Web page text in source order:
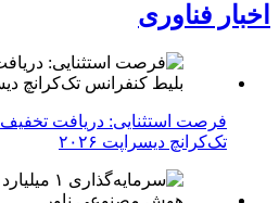
اخبار فناوری
تک‌کرانچ دیسراپت ۲۰۲۶